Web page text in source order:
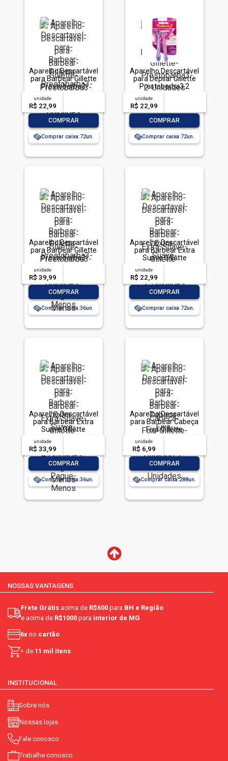
Aparelho Descartável
para Barbear Gillette
Prestobarba3
Sensitive 2 Unidades
unidade
R$ 22,99
COMPRAR
Comprar caixa:72
Aparelho Descartável
para Depilar Gillette
Prestobarba3 2
Unidades
unidade
R$ 22,99
COMPRAR
Comprar caixa:72
Aparelho Descartável
para Barbear Gillette
Prestobarba3
Sensitive 4 Unidades
Pague Menos
unidade
R$ 39,99
COMPRAR
Comprar caixa:36
Aparelho Descartável
para Barbear Extra
Suave Gillette
Prestobarba3 2
Unidades
unidade
R$ 22,99
COMPRAR
Comprar caixa:72
Aparelho Descartável
para Barbear Extra
Suave Gillette
Prestobarba3 4
Unidades Pague
Menos
unidade
R$ 33,99
COMPRAR
Comprar caixa:36
Aparelho Descartável
para Barbear Cabeça
Fixa Gillette
Prestobarba UltraGrip
2 Unidades
unidade
R$ 6,99
COMPRAR
Comprar caixa:288
NOSSAS VANTAGENS
Frete Grátis acima de R$600 para BH e Região
e acima de R$1000 para interior de MG
6x no cartão
+ de 11 mil itens
INSTITUCIONAL
Sobre nós
Nossas lojas
Fale conosco
Trabalhe conosco